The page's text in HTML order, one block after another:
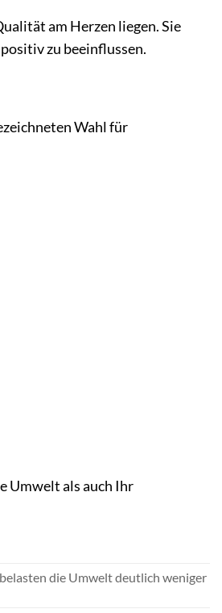
am Herzen liegen. Sie
zu beeinflussen.
Wahl für
Umwelt als auch Ihr
die Umwelt deutlich weniger